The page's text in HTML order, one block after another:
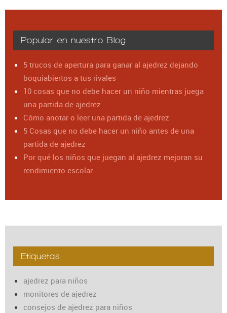
Popular en nuestro Blog
5 trucos de apertura para ganar al ajedrez dejando
boquiabiertos a tus rivales
10 cosas que no debe hacer un niño mientras juega
una partida de ajedrez
Cómo anotar o leer una partida de ajedrez
5 Cosas que no debe hacer un niño antes de una
partida de ajedrez
Por qué los niños que juegan al ajedrez mejoran su
rendimiento escolar
Etiquetas
ajedrez para niños
monitores de ajedrez
consejos de ajedrez para niños